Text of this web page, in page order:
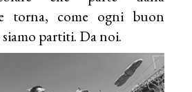
torna, come ogni buon
siamo partiti. Da noi.